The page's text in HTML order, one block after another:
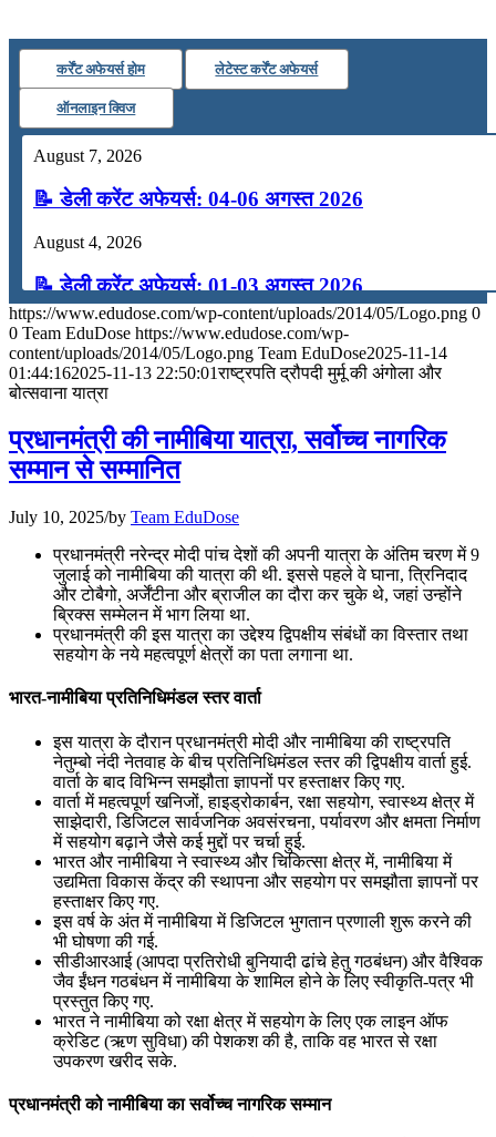
कर्रेंट अफेयर्स होम लेटेस्ट कर्रेंट अफेयर्स
ऑनलाइन क्विज
August 7, 2026
📝 डेली करेंट अफेयर्स: 04-06 अगस्त 2026
August 4, 2026
📝 डेली करेंट अफेयर्स: 01-03 अगस्त 2026
July 31, 2026
📝 डेली करेंट अफेयर्स: 28-31 जुलाई 2026
📝 डेली करेंट अफेयर्स: 25-27 जुलाई 2026
📝 डेली करेंट अफेयर्स: 22-24 जुलाई 2026
July 22, 2026
📝 डेली करेंट अफेयर्स: 19-21 जुलाई 2026
📝 डेली करेंट अफेयर्स: 16-18 जुलाई 2026
https://www.edudose.com/wp-content/uploads/2014/05/Logo.png 0
0 Team EduDose https://www.edudose.com/wp-
content/uploads/2014/05/Logo.png Team EduDose2025-11-14
01:44:162025-11-13 22:50:01राष्ट्रपति द्रौपदी मुर्मू की अंगोला और
बोत्सवाना यात्रा
प्रधानमंत्री की नामीबिया यात्रा, सर्वोच्च नागरिक
सम्मान से सम्मानित
July 10, 2025/by Team EduDose
प्रधानमंत्री नरेन्‍द्र मोदी पांच देशों की अपनी यात्रा के अंतिम चरण में 9
जुलाई को नामीबिया की यात्रा की थी. इससे पहले वे घाना, त्रिनिदाद
और टोबैगो, अर्जेंटीना और ब्राजील का दौरा कर चुके थे, जहां उन्होंने
ब्रिक्स सम्मेलन में भाग लिया था.
प्रधानमंत्री की इस यात्रा का उद्देश्य द्विपक्षीय संबंधों का विस्तार तथा
सहयोग के नये महत्वपूर्ण क्षेत्रों का पता लगाना था.
भारत-नामीबिया प्रतिनिधिमंडल स्तर वार्ता
इस यात्रा के दौरान प्रधानमंत्री मोदी और नामीबिया की राष्ट्रपति
नेतुम्‍बो नंदी नेतवाह के बीच प्रतिनिधिमंडल स्तर की द्विपक्षीय वार्ता हुई.
वार्ता के बाद विभिन्न समझौता ज्ञापनों पर हस्ताक्षर किए गए.
वार्ता में महत्वपूर्ण खनिजों, हाइड्रोकार्बन, रक्षा सहयोग, स्वास्थ्य क्षेत्र में
साझेदारी, डिजिटल सार्वजनिक अवसंरचना, पर्यावरण और क्षमता निर्माण
में सहयोग बढ़ाने जैसे कई मुद्दों पर चर्चा हुई.
भारत और नामीबिया ने स्वास्थ्य और चिकित्सा क्षेत्र में, नामीबिया में
उद्यमिता विकास केंद्र की स्थापना और सहयोग पर समझौता ज्ञापनों पर
हस्ताक्षर किए गए.
इस वर्ष के अंत में नामीबिया में डिजिटल भुगतान प्रणाली शुरू करने की
भी घोषणा की गई.
सीडीआरआई (आपदा प्रतिरोधी बुनियादी ढांचे हेतु गठबंधन) और वैश्विक
जैव ईंधन गठबंधन में नामीबिया के शामिल होने के लिए स्वीकृति-पत्र भी
प्रस्तुत किए गए.
भारत ने नामीबिया को रक्षा क्षेत्र में सहयोग के लिए एक लाइन ऑफ
क्रेडिट (ऋण सुविधा) की पेशकश की है, ताकि वह भारत से रक्षा
उपकरण खरीद सके.
प्रधानमंत्री को नामीबिया का सर्वोच्च नागरिक सम्मान